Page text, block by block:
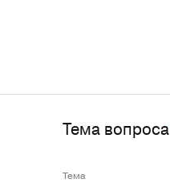
Тема вопроса
Тема